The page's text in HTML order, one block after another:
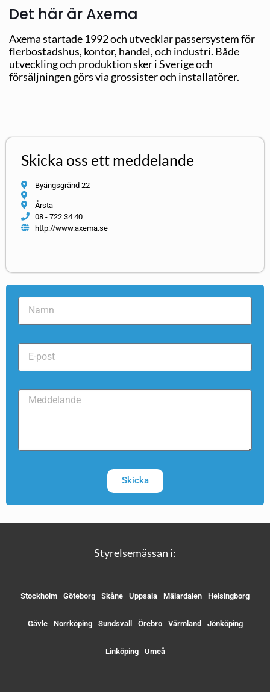
Det här är Axema
Axema startade 1992 och utvecklar passersystem för
flerbostadshus, kontor, handel, och industri. Både
utveckling och produktion sker i Sverige och
försäljningen görs via grossister och installatörer.
Skicka oss ett meddelande
Byängsgränd 22
Årsta
08 - 722 34 40
http://www.axema.se
Skicka
Styrelsemässan i:
Stockholm Göteborg Skåne Uppsala Mälardalen Helsingborg
Gävle Norrköping Sundsvall Örebro Värmland Jönköping
Linköping Umeå